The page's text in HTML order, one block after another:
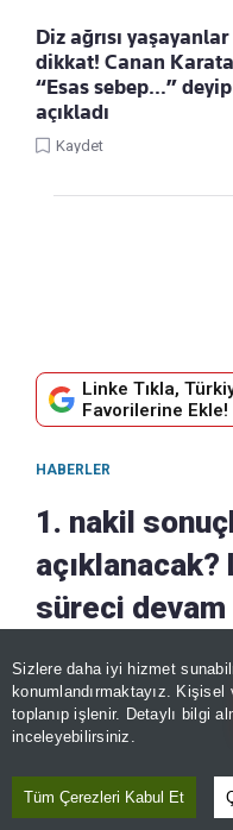
Sizlere daha iyi hizmet
konumlandırmaktayız.
toplanıp işlenir. Detaylı bilgi
inceleyebilirsiniz.
Tüm Çerezleri Kabul Et
Diz ağrısı yaşayanlar
dikkat! Canan
“Esas sebep…” deyip
açıkladı
Kaydet
Linke Tıkla,
Favorilerine Ekle!
HABERLER
1. nakil
süreci
Giriş:09 Ağustos, 2026 -
13:01
Paylaş